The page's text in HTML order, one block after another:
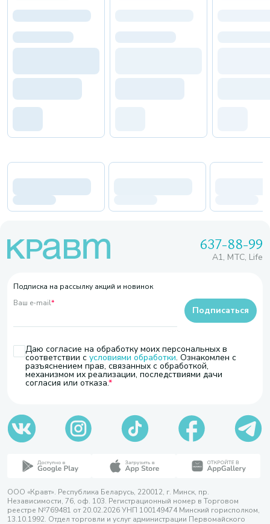
637-88-99
A1, МТС, Life
Подписка на рассылку акций и новинок
Ваш e-mail*
Даю согласие на обработку моих персональных в
соответствии с условиями обработки. Ознакомлен с
разъяснением прав, связанных с обработкой,
механизмом их реализации, последствиями дачи
согласия или отказа.
Подписаться
ООО «Кравт». Республика Беларусь, 220012, г. Минск, пр.
Независимости, 76, оф. 103. Регистрационный номер в Торговом
реестре №769481 от 20.02.2026 УНП 100149474 Минский горисполком,
13.10.1992. Отдел торговли и услуг администрации Первомайского